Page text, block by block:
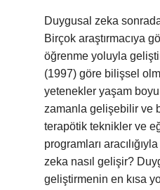
Duygusal zeka
Birçok araştırmacıya
öğrenme yoluyla
(1997) göre bilişsel
yetenekler yaşam
zamanla gelişebilir ve
terapötik teknikler ve
programları
zeka nasıl gelişir?
geliştirmenin en kısa